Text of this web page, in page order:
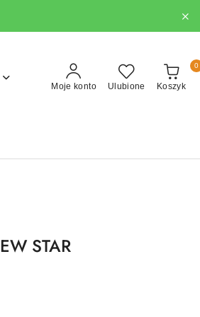
Moje konto Ulubione Koszyk
0
STAR